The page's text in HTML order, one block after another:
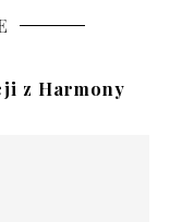
z Harmony